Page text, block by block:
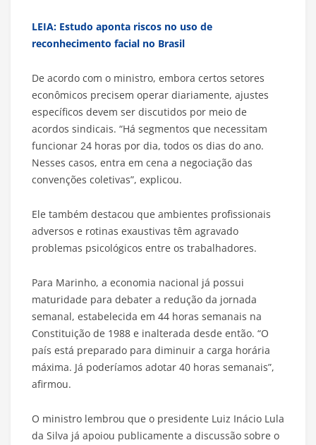
LEIA: Estudo aponta riscos no uso de
reconhecimento facial no Brasil
De acordo com o ministro, embora certos setores
econômicos precisem operar diariamente, ajustes
específicos devem ser discutidos por meio de
acordos sindicais. “Há segmentos que necessitam
funcionar 24 horas por dia, todos os dias do ano.
Nesses casos, entra em cena a negociação das
convenções coletivas”, explicou.
Ele também destacou que ambientes profissionais
adversos e rotinas exaustivas têm agravado
problemas psicológicos entre os trabalhadores.
Para Marinho, a economia nacional já possui
maturidade para debater a redução da jornada
semanal, estabelecida em 44 horas semanais na
Constituição de 1988 e inalterada desde então. “O
país está preparado para diminuir a carga horária
máxima. Já poderíamos adotar 40 horas semanais”,
afirmou.
O ministro lembrou que o presidente Luiz Inácio Lula
da Silva já apoiou publicamente a discussão sobre o